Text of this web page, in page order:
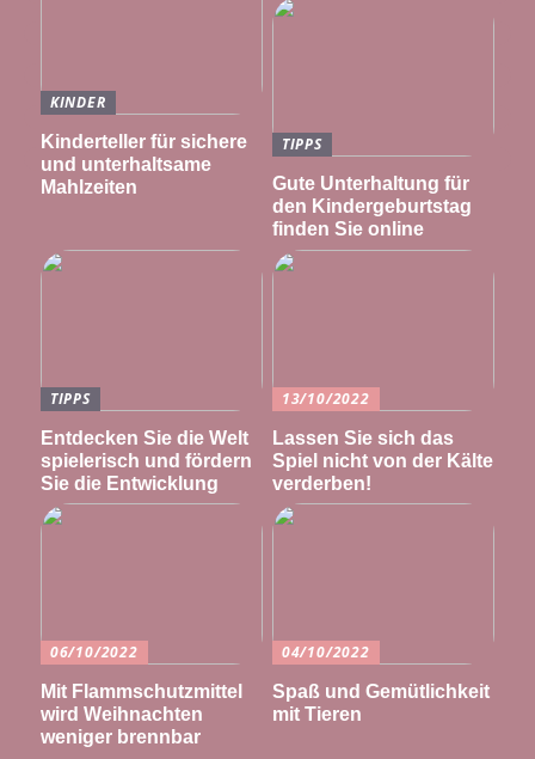
KINDER
Kinderteller für sichere
und unterhaltsame
Mahlzeiten
TIPPS
Gute Unterhaltung für
den Kindergeburtstag
finden Sie online
TIPPS
Entdecken Sie die Welt
spielerisch und fördern
Sie die Entwicklung
13/10/2022
Lassen Sie sich das
Spiel nicht von der Kälte
verderben!
06/10/2022
Mit Flammschutzmittel
wird Weihnachten
weniger brennbar
04/10/2022
Spaß und Gemütlichkeit
mit Tieren